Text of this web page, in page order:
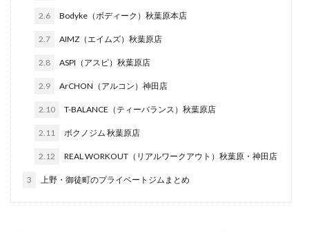
2.6 Bodyke（ボディーク）秋葉原本店
2.7 AIMZ（エイムズ）秋葉原店
2.8 ASPI（アスピ）秋葉原店
2.9 ArCHON（アルコン）神田店
2.10 T-BALANCE（ティーバランス）秋葉原店
2.11 ボクノジム 秋葉原店
2.12 REAL WORKOUT（リアルワークアウト）秋葉原・神田店
3 上野・御徒町のプライベートジムまとめ